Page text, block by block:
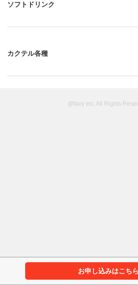
お申し込みはこちら
ソフトドリンク
カクテル各種
@favy inc. All Rights